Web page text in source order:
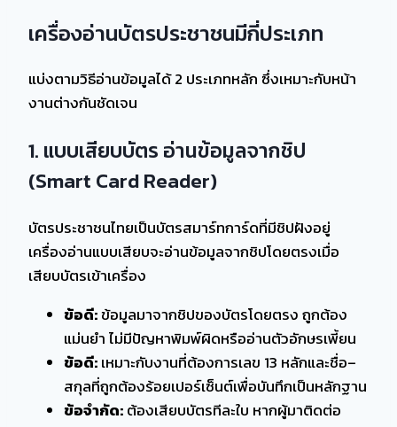
เครื่องอ่านบัตรประชาชนมีกี่ประเภท
แบ่งตามวิธีอ่านข้อมูลได้ 2 ประเภทหลัก ซึ่งเหมาะกับหน้า
งานต่างกันชัดเจน
1. แบบเสียบบัตร อ่านข้อมูลจากชิป
(Smart Card Reader)
บัตรประชาชนไทยเป็นบัตรสมาร์ทการ์ดที่มีชิปฝังอยู่
เครื่องอ่านแบบเสียบจะอ่านข้อมูลจากชิปโดยตรงเมื่อ
เสียบบัตรเข้าเครื่อง
ข้อดี:ข้อมูลมาจากชิปของบัตรโดยตรง ถูกต้อง
แม่นยำ ไม่มีปัญหาพิมพ์ผิดหรืออ่านตัวอักษรเพี้ยน
ข้อดี:เหมาะกับงานที่ต้องการเลข 13 หลักและชื่อ–
สกุลที่ถูกต้องร้อยเปอร์เซ็นต์เพื่อบันทึกเป็นหลักฐาน
ข้อจำกัด:ต้องเสียบบัตรทีละใบ หากผู้มาติดต่อ